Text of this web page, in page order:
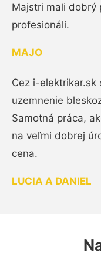
Majstri mali dobrý
profesionáli.
MAJO
Cez i-elektrikar.sk
uzemnenie
Samotná práca,
na veľmi dobrej
cena.
LUCIA A DANIEL